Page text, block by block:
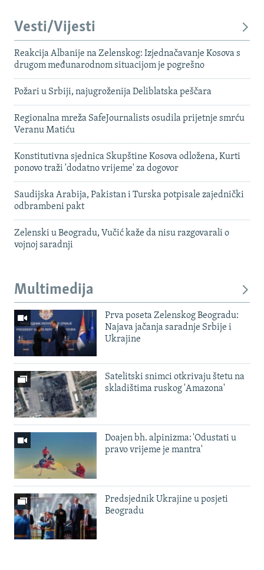
Vesti/Vijesti
Reakcija Albanije na Zelenskog: Izjednačavanje Kosova s ​​
drugom međunarodnom situacijom je pogrešno
Požari u Srbiji, najugroženija Deliblatska peščara
Regionalna mreža SafeJournalists osudila prijetnje smrću
Veranu Matiću
Konstitutivna sjednica Skupštine Kosova odložena, Kurti
ponovo traži 'dodatno vrijeme' za dogovor
Saudijska Arabija, Pakistan i Turska potpisale zajednički
odbrambeni pakt
Zelenski u Beogradu, Vučić kaže da nisu razgovarali o
vojnoj saradnji
Multimedija
Prva poseta Zelenskog Beogradu:
Najava jačanja saradnje Srbije i
Ukrajine
Satelitski snimci otkrivaju štetu na
skladištima ruskog 'Amazona'
Doajen bh. alpinizma: 'Odustati u
pravo vrijeme je mantra'
Predsjednik Ukrajine u posjeti
Beogradu